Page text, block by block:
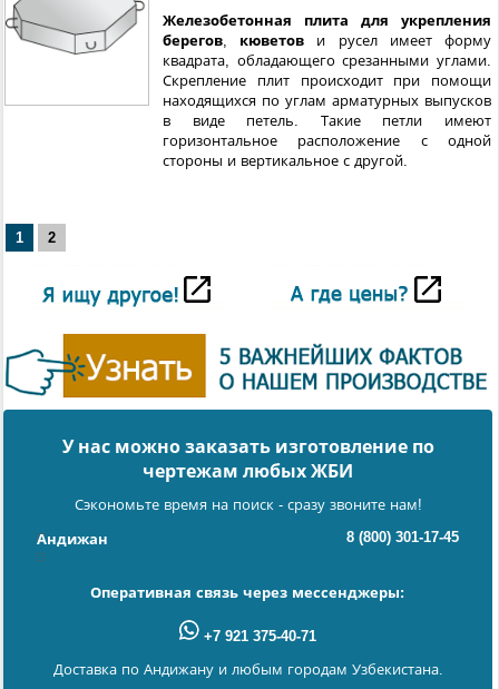
Железобетонная плита для укрепления
берегов, кюветов и русел имеет форму
квадрата, обладающего срезанными углами.
Скрепление плит происходит при помощи
находящихся по углам арматурных выпусков
в виде петель. Такие петли имеют
горизонтальное расположение с одной
стороны и вертикальное с другой.
1 2
У нас можно заказать изготовление по
чертежам любых ЖБИ
Сэкономьте время на поиск - сразу звоните нам!
Андижан 8 (800) 301-17-45
Оперативная связь через мессенджеры:
+7 921 375-40-71
Доставка по Андижану и любым городам Узбекистана.